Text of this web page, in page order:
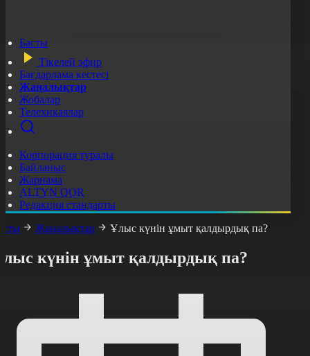
Басты
Тікелей эфир
Бағдарлама кестесі
Жаңалықтар
Жобалар
Телехикаялар
Корпорация туралы
Байланыс
Жарнама
ALTYN QOR
Редакция стандарты
Жаңалықтар Ұлыс күнін ұмыт қалдырдық па?
күнін ұмыт қалдырдық па?